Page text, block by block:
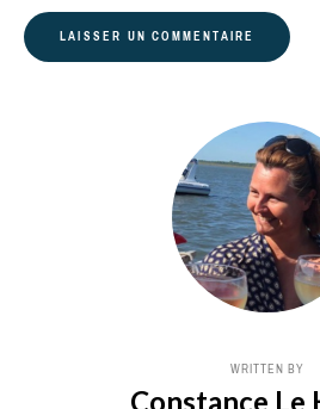
WRITTEN BY
Constance Le